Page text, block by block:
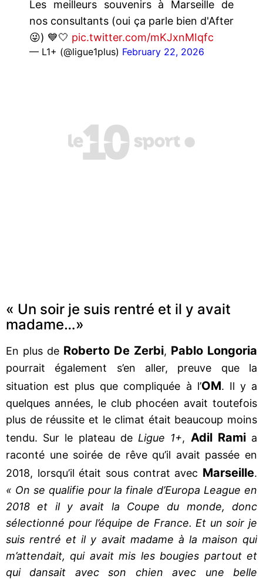
Les meilleurs souvenirs à Marseille de
nos consultants (oui ça parle bien d'After
😜) 💙🤍 pic.twitter.com/mKJxnMIqfc
— L1+ (@ligue1plus) February 22, 2026
« Un soir je suis rentré et il y avait
madame…»
En plus de Roberto De Zerbi, Pablo Longoria
pourrait également s’en aller, preuve que la
situation est plus que compliquée à l’OM. Il y a
quelques années, le club phocéen avait toutefois
plus de réussite et le climat était beaucoup moins
tendu. Sur le plateau de Ligue 1+, Adil Rami a
raconté une soirée de rêve qu’il avait passée en
2018, lorsqu’il était sous contrat avec Marseille.
« On se qualifie pour la finale d’Europa League en
2018 et il y avait la Coupe du monde, donc
sélectionné pour l’équipe de France. Et un soir je
suis rentré et il y avait madame à la maison qui
m’attendait, qui avait mis les bougies partout et
qui dansait avec son chien avec une belle